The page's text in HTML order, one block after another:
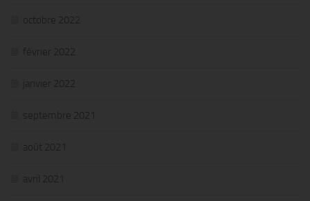
octobre 2022
février 2022
janvier 2022
septembre 2021
août 2021
avril 2021